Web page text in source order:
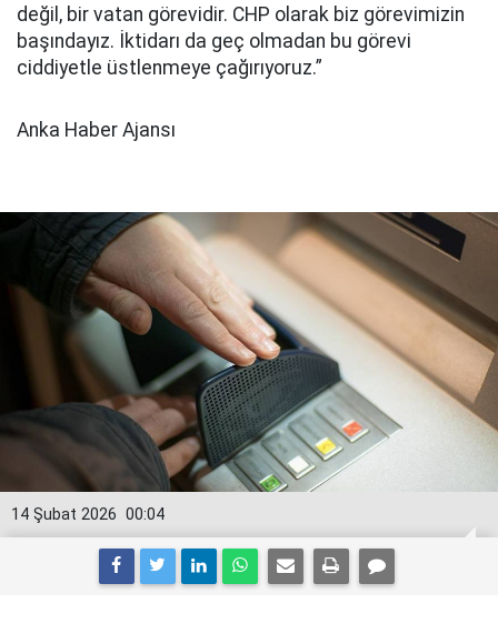
değil, bir vatan görevidir. CHP olarak biz görevimizin
başındayız. İktidarı da geç olmadan bu görevi
ciddiyetle üstlenmeye çağırıyoruz.”
Anka Haber Ajansı
00:04
14 Şubat 2026